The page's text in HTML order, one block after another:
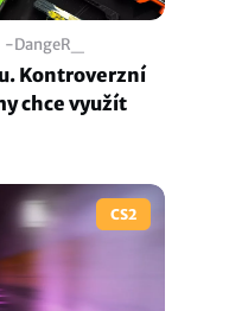
-DangeR_
Kontroverzní
chce využít
CS2